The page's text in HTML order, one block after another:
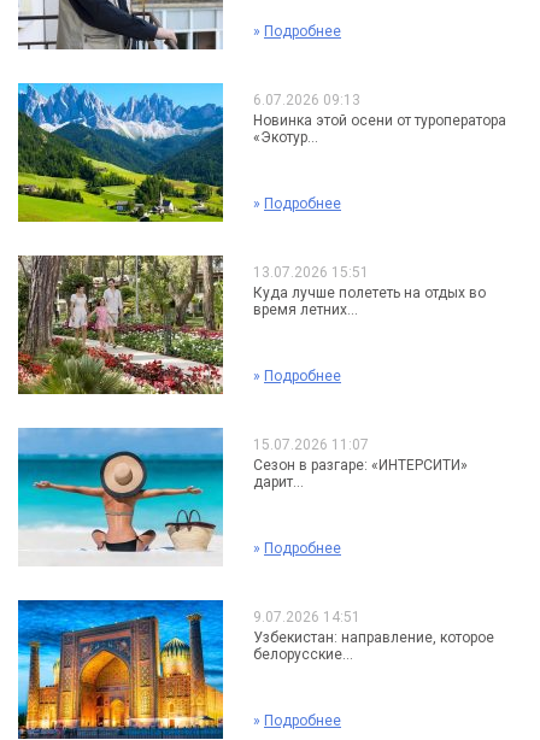
» Подробнее
6.07.2026 09:13
Новинка этой осени от туроператора
«Экотур...
» Подробнее
13.07.2026 15:51
Куда лучше полететь на отдых во
время летних...
» Подробнее
15.07.2026 11:07
Сезон в разгаре: «ИНТЕРСИТИ»
дарит...
» Подробнее
9.07.2026 14:51
Узбекистан: направление, которое
белорусские...
» Подробнее